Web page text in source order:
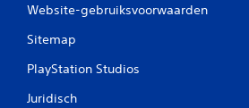
Website-gebruiksvoorwaarden
Sitemap
PlayStation Studios
Juridisch